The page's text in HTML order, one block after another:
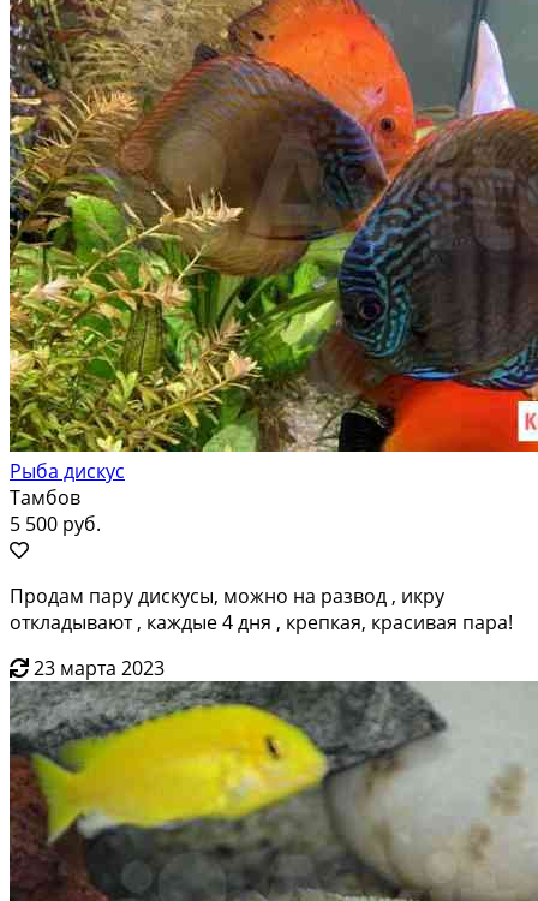
Рыба дискус
Тамбов
5 500 руб.
Продам пару дискусы, можно на развод , икру
откладывают , каждые 4 дня , крепкая, красивая пара!
23 марта 2023